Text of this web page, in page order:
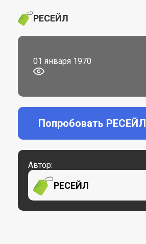
РЕСЕЙЛ
01 января 1970
Попробовать РЕСЕЙЛ
Автор:
РЕСЕЙЛ